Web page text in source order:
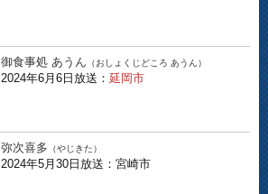
御食事処 あうん （おしょくじどころ あうん）
2024年6月6日放送： 延岡市
弥次喜多 （やじきた）
2024年5月30日放送：宮崎市